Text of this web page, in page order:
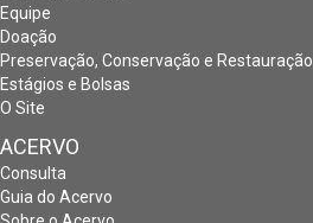
Equipe
Doação
Preservação, Conservação e Restauração
Estágios e Bolsas
O Site
ACERVO
Consulta
Guia do Acervo